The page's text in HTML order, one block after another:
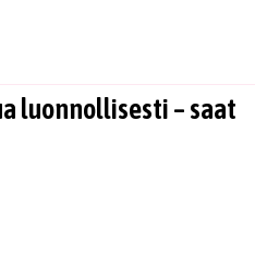
luonnollisesti – saat